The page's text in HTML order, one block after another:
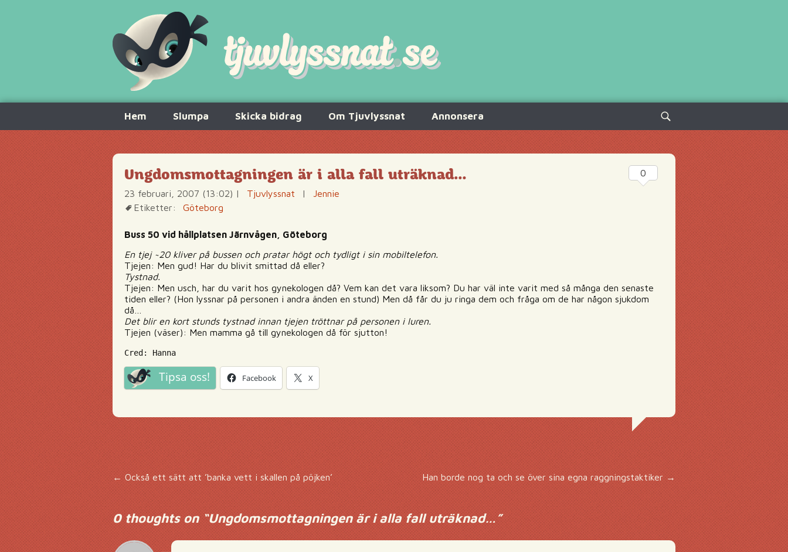
innehåll
Hem Slumpa Skicka bidrag Om Tjuvlyssnat Annonsera
Sök
efter:
Ungdomsmottagningen är i alla fall uträknad…
23 februari, 2007 (13:02) | Tjuvlyssnat |
Jennie
Etiketter:
Göteborg
Buss 50 vid hållplatsen Järnvågen, Göteborg
En tjej ~20 kliver på bussen och pratar högt och tydligt i sin mobiltelefon.
Tjejen: Men gud! Har du blivit smittad då eller?
Tystnad.
Tjejen: Men usch, har du varit hos gynekologen då? Vem kan det vara liksom? Du har väl inte varit med så många den senaste
tiden eller? (Hon lyssnar på personen i andra änden en stund) Men då får du ju ringa dem och fråga om de har någon sjukdom
då…
Det blir en kort stunds tystnad innan tjejen tröttnar på personen i luren.
Tjejen (väser): Men mamma gå till gynekologen då för sjutton!
Cred: Hanna
Tipsa oss! Facebook X
0
Inläggsnavigering
← Också ett sätt att ’banka vett i skallen på pöjken’ Han borde nog ta och se över sina egna raggningstaktiker →
0 thoughts on “Ungdomsmottagningen är i alla fall uträknad…”